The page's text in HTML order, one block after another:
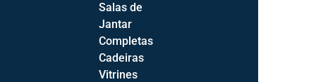
Camas c/Estrado Elevatório
Camas de Casal 44
Camas Estofadas
Salas de
Jantar
Completas
Cadeiras
Vitrines